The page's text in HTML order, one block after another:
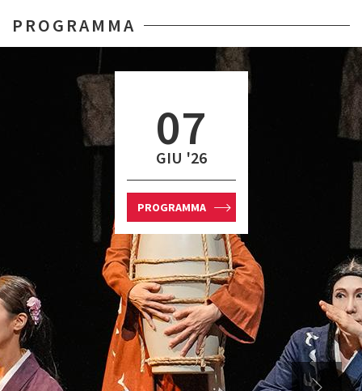
PROGRAMMA
07
GIU '26
PROGRAMMA